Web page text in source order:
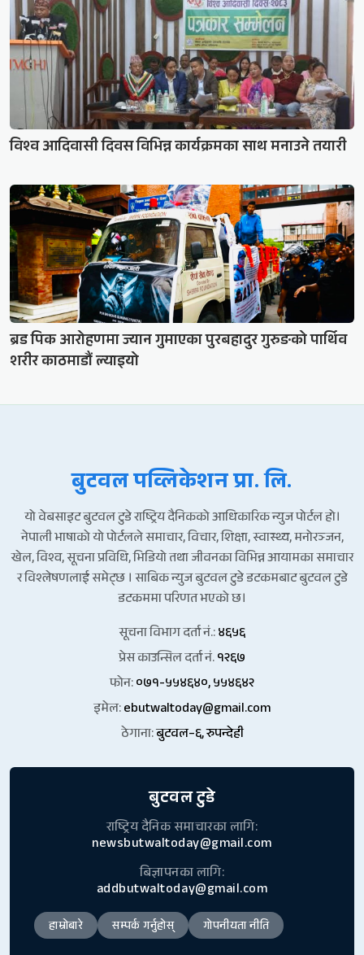
विश्व आदिवासी दिवस विभिन्न कार्यक्रमका साथ मनाउने तयारी
ब्रड पिक आरोहणमा ज्यान गुमाएका पुरबहादुर गुरुङको पार्थिव
शरीर काठमाडौं ल्याइयो
बुटवल पव्लिकेशन प्रा. लि.
यो वेबसाइट बुटवल टुडे राष्ट्रिय दैनिकको आधिकारिक न्युज पोर्टल हो।
नेपाली भाषाको यो पोर्टलले समाचार, विचार, शिक्षा, स्वास्थ्य, मनोरञ्जन,
खेल, विश्व, सूचना प्रविधि, भिडियो तथा जीवनका विभिन्न आयामका समाचार
र विश्लेषणलाई समेट्छ । साबिक न्युज बुटवल टुडे डटकमबाट बुटवल टुडे
डटकममा परिणत भएको छ।
सूचना विभाग दर्ता नं.:४६५६
प्रेस काउन्सिल दर्ता नं.१२६७
फोन:०७१-५५४६४०, ५५४६४२
इमेल:ebutwaltoday@gmail.com
ठेगाना:बुटवल–६, रुपन्देही
बुटवल टुडे
राष्ट्रिय दैनिक समाचारका लागि:
newsbutwaltoday@gmail.com
बिज्ञापनका लागि:
addbutwaltoday@gmail.com
हाम्रोबारे सम्पर्क गर्नुहोस् गोपनीयता नीति